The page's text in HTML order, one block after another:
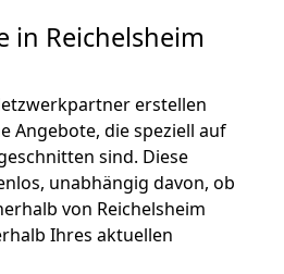
in Reichelsheim
erstellen
Angebote, die speziell auf
sind. Diese
unabhängig davon, ob
von Reichelsheim
Ihres aktuellen